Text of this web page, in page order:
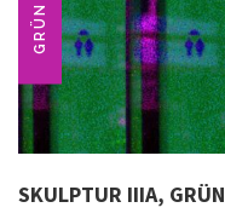
GRÜN
SKULPTUR IIIA, GRÜN